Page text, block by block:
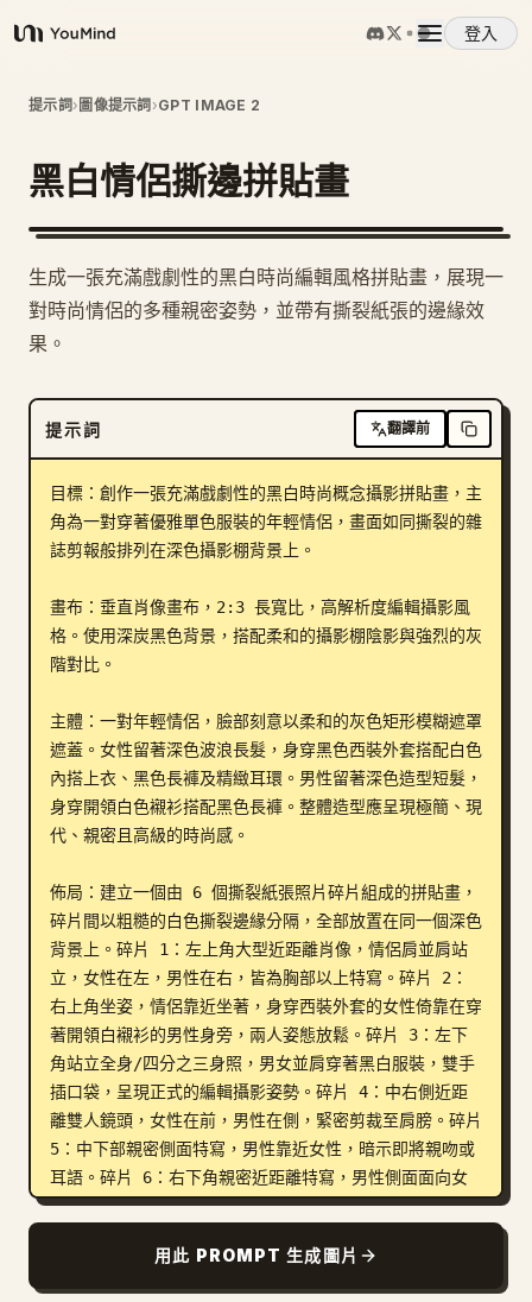
YouMind
登入
概覽
使用案例
提示詞
定價
下載
更新
提示詞› 圖像提示詞 ›GPT IMAGE 2
黑白情侶撕邊拼貼畫
生成一張充滿戲劇性的黑白時尚編輯風格拼貼畫，展現一
對時尚情侶的多種親密姿勢，並帶有撕裂紙張的邊緣效
果。
提示詞 翻譯前
目標：創作一張充滿戲劇性的黑白時尚概念攝影拼貼畫，主
角為一對穿著優雅單色服裝的年輕情侶，畫面如同撕裂的雜
誌剪報般排列在深色攝影棚背景上。
畫布：垂直肖像畫布，2:3 長寬比，高解析度編輯攝影風
格。使用深炭黑色背景，搭配柔和的攝影棚陰影與強烈的灰
階對比。
主體：一對年輕情侶，臉部刻意以柔和的灰色矩形模糊遮罩
遮蓋。女性留著深色波浪長髮，身穿黑色西裝外套搭配白色
內搭上衣、黑色長褲及精緻耳環。男性留著深色造型短髮，
身穿開領白色襯衫搭配黑色長褲。整體造型應呈現極簡、現
代、親密且高級的時尚感。
佈局：建立一個由 6 個撕裂紙張照片碎片組成的拼貼畫，
碎片間以粗糙的白色撕裂邊緣分隔，全部放置在同一個深色
背景上。碎片 1：左上角大型近距離肖像，情侶肩並肩站
立，女性在左，男性在右，皆為胸部以上特寫。碎片 2：
右上角坐姿，情侶靠近坐著，身穿西裝外套的女性倚靠在穿
著開領白襯衫的男性身旁，兩人姿態放鬆。碎片 3：左下
角站立全身/四分之三身照，男女並肩穿著黑白服裝，雙手
插口袋，呈現正式的編輯攝影姿勢。碎片 4：中右側近距
離雙人鏡頭，女性在前，男性在側，緊密剪裁至肩膀。碎片
5：中下部親密側面特寫，男性靠近女性，暗示即將親吻或
耳語。碎片 6：右下角親密近距離特寫，男性側面面向女
性，一隻手輕柔地放在她的肩膀或頸部附近。
視覺風格：黑白攝影拼貼畫，電影級對比度，柔和的定向
光，霧面黑色背景，明亮的白色撕紙邊緣清晰可見，層次分
用此 PROMPT 生成圖片